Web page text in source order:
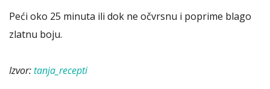
Peći oko 25 minuta ili dok ne očvrsnu i poprime blago
zlatnu boju.
Izvor:tanja_recepti